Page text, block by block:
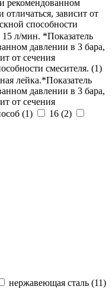
рекомендованном
зависит от
способности
15 л/мин. *Показатель
давлении в 3 бара,
от сечения
смесителя. (1)
лейка.*Показатель
давлении в 3 бара,
от сечения
(1) 16 (2)
нержавеющая сталь (11)